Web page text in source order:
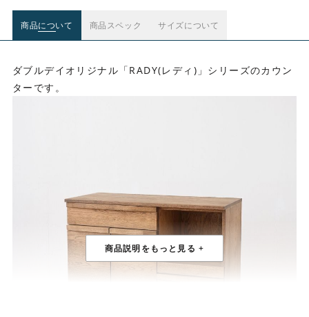
商品について 商品スペック サイズについて
ダブルデイオリジナル「RADY(レディ)」シリーズのカウン
ターです。